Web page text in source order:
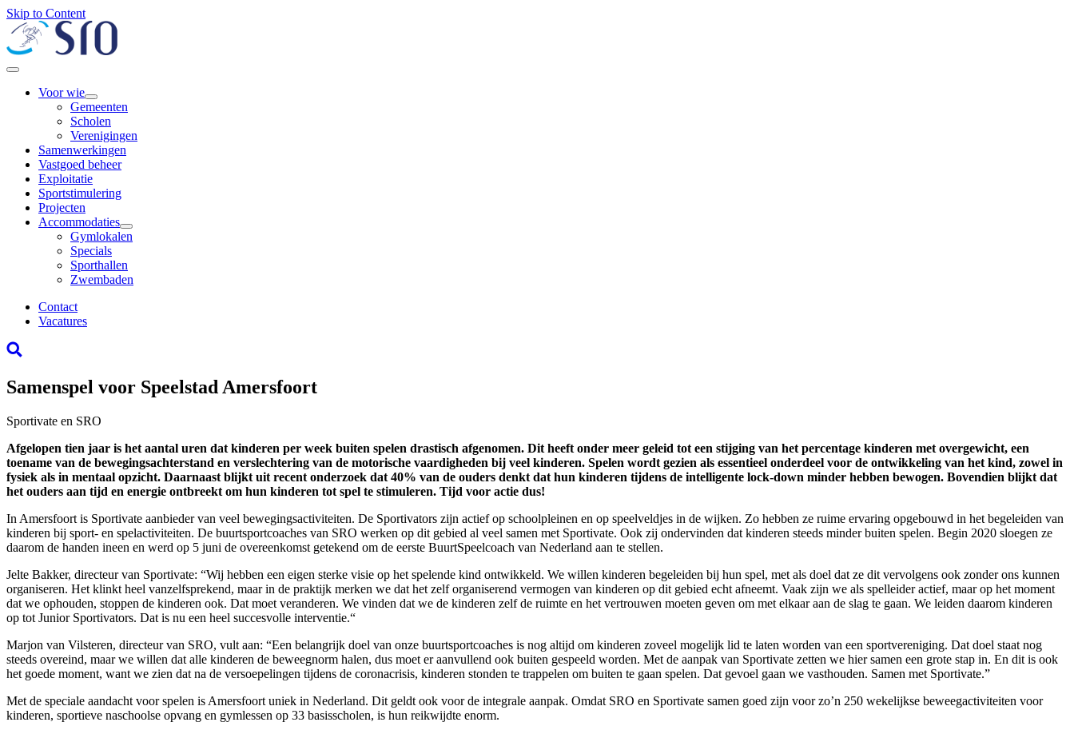
Skip to Content
Voor wie
Gemeenten
Scholen
Verenigingen
Samenwerkingen
Vastgoed beheer
Exploitatie
Sportstimulering
Projecten
Accommodaties
Gymlokalen
Specials
Sporthallen
Zwembaden
Contact
Vacatures
Samenspel voor Speelstad Amersfoort
Sportivate en SRO
Afgelopen tien jaar is het aantal uren dat kinderen per week buiten spelen drastisch afgenomen. Dit heeft onder meer geleid tot een stijging van het percentage kinderen met overgewicht, een
toename van de bewegingsachterstand en verslechtering van de motorische vaardigheden bij veel kinderen. Spelen wordt gezien als essentieel onderdeel voor de ontwikkeling van het kind, zowel in
fysiek als in mentaal opzicht. Daarnaast blijkt uit recent onderzoek dat 40% van de ouders denkt dat hun kinderen tijdens de intelligente lock-down minder hebben bewogen. Bovendien blijkt dat
het ouders aan tijd en energie ontbreekt om hun kinderen tot spel te stimuleren. Tijd voor actie dus!
In Amersfoort is Sportivate aanbieder van veel bewegingsactiviteiten. De Sportivators zijn actief op schoolpleinen en op speelveldjes in de wijken. Zo hebben ze ruime ervaring opgebouwd in het begeleiden van
kinderen bij sport- en spelactiviteiten. De buurtsportcoaches van SRO werken op dit gebied al veel samen met Sportivate. Ook zij ondervinden dat kinderen steeds minder buiten spelen. Begin 2020 sloegen ze
daarom de handen ineen en werd op 5 juni de overeenkomst getekend om de eerste BuurtSpeelcoach van Nederland aan te stellen.
Jelte Bakker, directeur van Sportivate: “Wij hebben een eigen sterke visie op het spelende kind ontwikkeld. We willen kinderen begeleiden bij hun spel, met als doel dat ze dit vervolgens ook zonder ons kunnen
organiseren. Het klinkt heel vanzelfsprekend, maar in de praktijk merken we dat het zelf organiserend vermogen van kinderen op dit gebied echt afneemt. Vaak zijn we als spelleider actief, maar op het moment
dat we ophouden, stoppen de kinderen ook. Dat moet veranderen. We vinden dat we de kinderen zelf de ruimte en het vertrouwen moeten geven om met elkaar aan de slag te gaan. We leiden daarom kinderen
op tot Junior Sportivators. Dat is nu een heel succesvolle interventie.“
Marjon van Vilsteren, directeur van SRO, vult aan: “Een belangrijk doel van onze buurtsportcoaches is nog altijd om kinderen zoveel mogelijk lid te laten worden van een sportvereniging. Dat doel staat nog
steeds overeind, maar we willen dat alle kinderen de beweegnorm halen, dus moet er aanvullend ook buiten gespeeld worden. Met de aanpak van Sportivate zetten we hier samen een grote stap in. En dit is ook
het goede moment, want we zien dat na de versoepelingen tijdens de coronacrisis, kinderen stonden te trappelen om buiten te gaan spelen. Dat gevoel gaan we vasthouden. Samen met Sportivate.”
Met de speciale aandacht voor spelen is Amersfoort uniek in Nederland. Dit geldt ook voor de integrale aanpak. Omdat SRO en Sportivate samen goed zijn voor zo’n 250 wekelijkse beweegactiviteiten voor
kinderen, sportieve naschoolse opvang en gymlessen op 33 basisscholen, is hun reikwijdte enorm.